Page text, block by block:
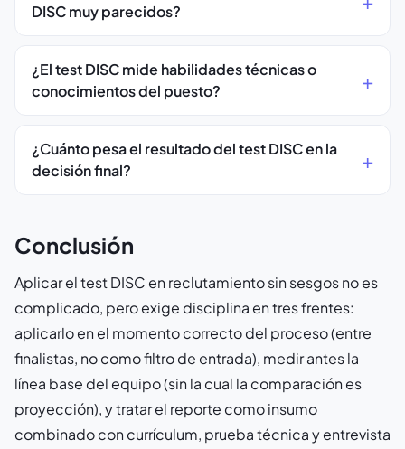
DISC muy parecidos?
¿El test DISC mide habilidades técnicas o
conocimientos del puesto?
¿Cuánto pesa el resultado del test DISC en la
decisión final?
Conclusión
Aplicar el test DISC en reclutamiento sin sesgos no es
complicado, pero exige disciplina en tres frentes:
aplicarlo en el momento correcto del proceso (entre
finalistas, no como filtro de entrada), medir antes la
línea base del equipo (sin la cual la comparación es
proyección), y tratar el reporte como insumo
combinado con currículum, prueba técnica y entrevista